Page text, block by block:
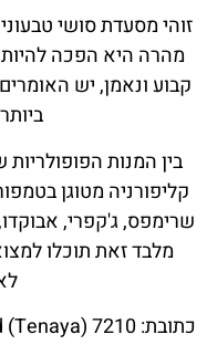
זוהי מסעדת סושי
מהרה היא הפכה
קבוע ונאמן, יש
בין המנות
קליפורניה מטוגן
שרימפס, ג'קפרי,
מלבד זאת תוכלו